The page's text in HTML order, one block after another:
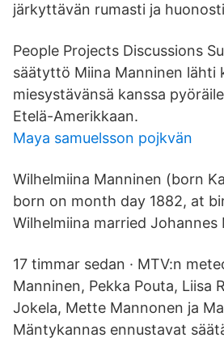
järkyttävän rumasti ja
People Projects Discussions
säätyttö Miina Manninen lähti
miesystävänsä kanssa
Etelä-Amerikkaan.
Maya samuelsson pojkvän
Wilhelmiina Manninen (born
born on month day 1882, at
Wilhelmiina married Johannes
17 timmar sedan · MTV:n
Manninen, Pekka Pouta, Liisa
Jokela, Mette Mannonen ja
Mäntykannas ennustavat